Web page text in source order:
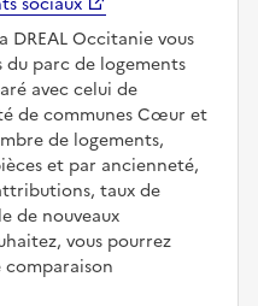
DREAL Occitanie vous
du parc de logements
avec celui de
de communes Cœur et
de logements,
et par ancienneté,
taux de
de nouveaux
vous pourrez